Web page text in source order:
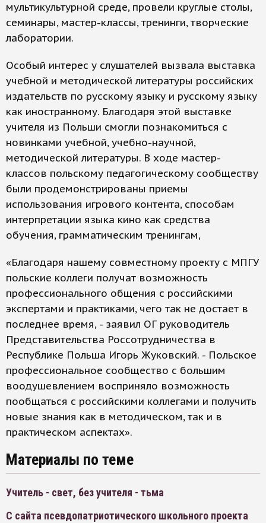
мультикультурной среде, провели круглые столы,
семинары, мастер-классы, тренинги, творческие
лаборатории.
Особый интерес у слушателей вызвала выставка
учебной и методической литературы российских
издательств по русскому языку и русскому языку
как иностранному. Благодаря этой выставке
учителя из Польши смогли познакомиться с
новинками учебной, учебно-научной,
методической литературы. В ходе мастер-
классов польскому педагогическому сообществу
были продемонстрированы приемы
использования игрового контента, способам
интерпретации языка кино как средства
обучения, грамматическим тренингам,
«Благодаря нашему совместному проекту с МПГУ
польские коллеги получат возможность
профессионального общения с российскими
экспертами и практиками, чего так не достает в
последнее время, - заявил ОГ руководитель
Представительства Россотрудничества в
Республике Польша Игорь Жуковский. - Польское
профессиональное сообщество с большим
воодушевлением восприняло возможность
пообщаться с российскими коллегами и получить
новые знания как в методическом, так и в
практическом аспектах».
Материалы по теме
Учитель - свет, без учителя - тьма
С сайта псевдопатриотического школьного проекта